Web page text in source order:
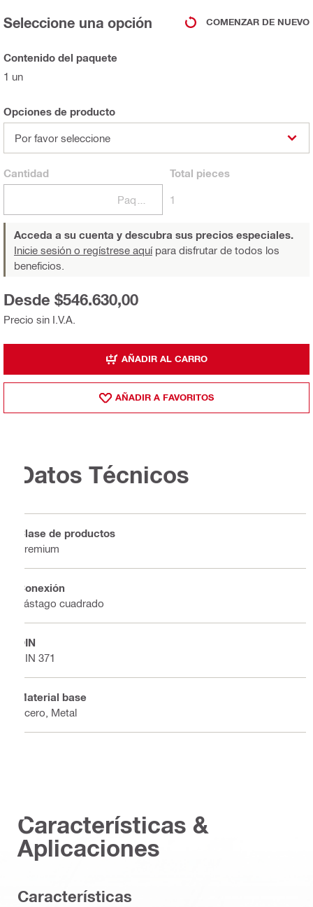
Seleccione una opción COMENZAR DE NUEVO
Contenido del paquete
1 un
Opciones de producto
Por favor seleccione
Cantidad Total pieces
1
Acceda a su cuenta y descubra sus precios especiales.
Inicie sesión o regístrese aquípara disfrutar de todos los
beneficios.
Precio sin I.V.A.
Desde $546.630,00
AÑADIR AL CARRO
AÑADIR A FAVORITOS
Datos Técnicos
Clase de productos
Premium
Conexión
Vástago cuadrado
DIN
DIN 371
Material base
Acero, Metal
Características &
Aplicaciones
Características